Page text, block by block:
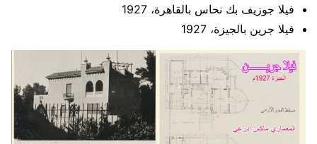
فيلا جوزيف بك نحاس بالقاهرة، 1927
فيلا جرين بالجيزة، 1927